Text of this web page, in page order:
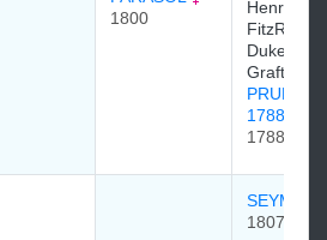
1800
Henry
FitzRoy,
Duke of
Grafton
1788
1788
1807